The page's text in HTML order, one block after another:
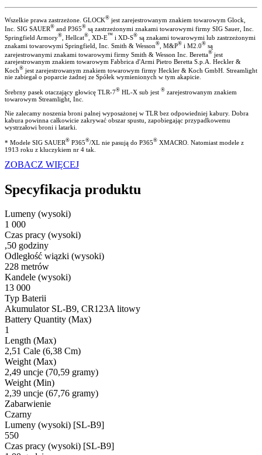
Wszelkie prawa zastrzeżone. GLOCK® jest zarejestrowanym znakiem towarowym Glock,
Inc. SIG SAUER® and P365® są zastrzeżonymi znakami towarowymi firmy SIG Sauer, Inc.
Springfield Armory® , Hellcat® , XD-E™ i XD-S® są znakami towarowymi lub zastrzeżonymi
znakami towarowymi Springfield, Inc. Smith & Wesson® , M&P® i M2.0® są
zarejestrowanymi znakami towarowymi firmy Smith & Wesson Inc. Beretta® jest
zarejestrowanym znakiem towarowym Fabbrica d'Armi Pietro Beretta S.p.A. Heckler &
Koch® jest zarejestrowanym znakiem towarowym firmy Heckler & Koch GmbH. Streamlight
nie zabiegał o poparcie żadnej ze Spółek wymienionych w tym akapicie.
Srebrny pasek otaczający głowicę TLR-7® HL-X sub jest ® zarejestrowanym znakiem
towarowym Streamlight, Inc.
Nie zalecamy noszenia broni palnej wyposażonej w TLR bez odpowiedniej kabury. Dobra
kabura powinna całkowicie zakrywać obszar spustu, zapobiegając przypadkowemu
wystrzałowi broni i latarki.
* Modele SIG SAUER® P365®/XL nie pasują do P365® XMACRO. Natomiast modele z
1913 roku z kluczykiem nr 4 tak.
ZOBACZ WIĘCEJ
Specyfikacja produktu
Lumeny (wysoki)
1 000
Czas pracy (wysoki)
,50 godziny
Odległość wiązki (wysoki)
228 metrów
Kandele (wysoki)
13 000
Typ Baterii
Akumulator SL-B9, CR123A litowy
Battery Quantity (Max)
1
Length (Max)
2,51 Cale (6,38 Cm)
Weight (Max)
2,49 uncje (70,59 gramy)
Weight (Min)
2,39 uncje (67,76 gramy)
Zabarwienie
Czarny
Lumeny (wysoki) [SL-B9]
550
Czas pracy (wysoki) [SL-B9]